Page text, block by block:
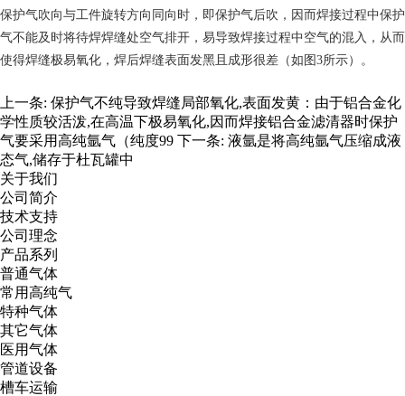
保护气吹向与工件旋转方向同向时，即保护气后吹，因而焊接过程中保护
气不能及时将待焊焊缝处空气排开，易导致焊接过程中空气的混入，从而
使得焊缝极易氧化，焊后焊缝表面发黑且成形很差（如图3所示）。
上一条: 保护气不纯导致焊缝局部氧化,表面发黄：由于铝合金化
学性质较活泼,在高温下极易氧化,因而焊接铝合金滤清器时保护
气要采用高纯氩气（纯度99 下一条: 液氩是将高纯氩气压缩成液
态气,储存于杜瓦罐中
关于我们
公司简介
技术支持
公司理念
产品系列
普通气体
常用高纯气
特种气体
其它气体
医用气体
管道设备
槽车运输